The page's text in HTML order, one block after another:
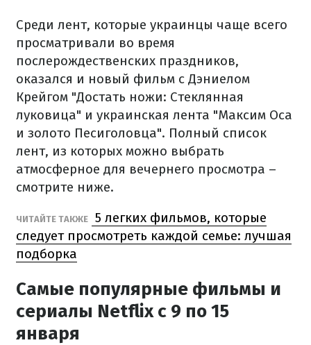
Среди лент, которые украинцы чаще всего
просматривали во время
послерождественских праздников,
оказался и новый фильм с Дэниелом
Крейгом "Достать ножи: Стеклянная
луковица" и украинская лента "Максим Оса
и золото Песиголовца". Полный список
лент, из которых можно выбрать
атмосферное для вечернего просмотра –
смотрите ниже.
ЧИТАЙТЕ ТАКЖЕ
5 легких фильмов, которые
следует просмотреть каждой семье: лучшая
подборка
Самые популярные фильмы и
сериалы Netflix с 9 по 15
января